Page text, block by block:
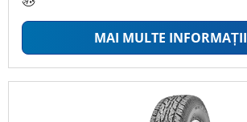
MAI MULTE INFORMAȚII